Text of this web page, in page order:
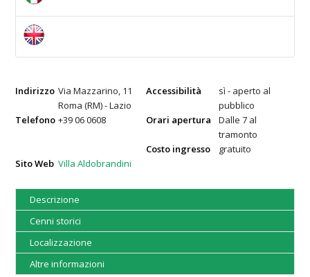
Indirizzo Via Mazzarino, 11
Roma (RM) - Lazio
Accessibilità
sì - aperto al
pubblico
Telefono +39 06 0608 Orari apertura
Dalle 7 al
tramonto
Costo ingresso
gratuito
Sito Web Villa Aldobrandini
Descrizione
Cenni storici
Localizzazione
Altre informazioni